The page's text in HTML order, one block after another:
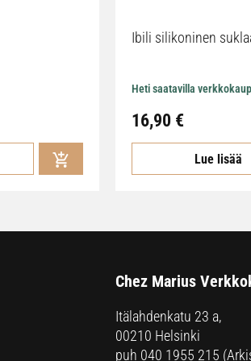
Ibili silikoninen
Heti saatavilla
16,90 €
Lue lisää
Chez Marius
Itälahdenkatu 23 a,
00210 Helsinki
puh 040 1955 215